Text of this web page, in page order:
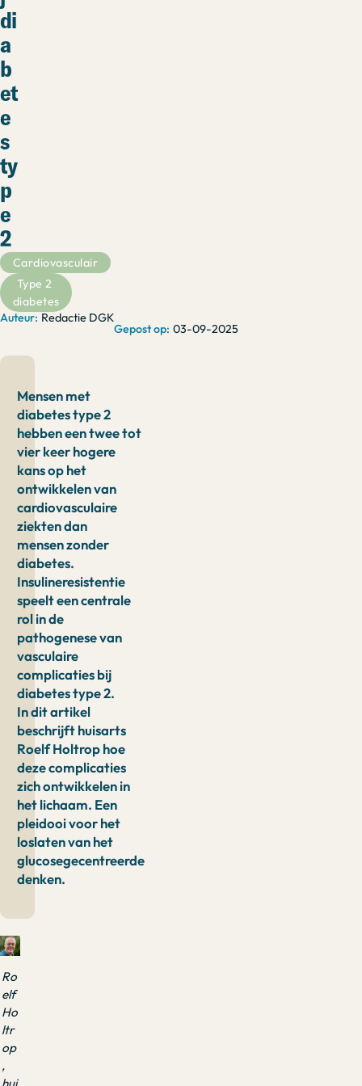
di
a
b
et
e
s
ty
p
e
2
Redactie DGK
03-09-2025
Cardiovasculair
Type 2
diabetes
Mensen met
diabetes type 2
hebben een twee tot
vier keer hogere
kans op het
ontwikkelen van
cardiovasculaire
ziekten dan
mensen zonder
diabetes.
Insulineresistentie
speelt een centrale
rol in de
pathogenese van
vasculaire
complicaties bij
diabetes type 2.
In dit artikel
beschrijft huisarts
Roelf Holtrop hoe
deze complicaties
zich ontwikkelen in
het lichaam. Een
pleidooi voor het
loslaten van het
glucosegecentreerde
denken.
Ro
elf
Ho
ltr
op
,